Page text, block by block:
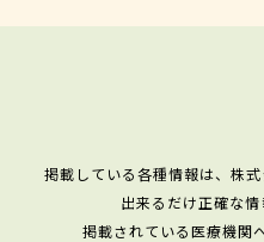
掲載している各種情報は、株
出来るだけ正確な
掲載されている医療機関